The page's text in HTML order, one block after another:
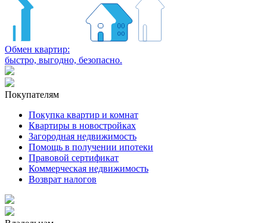
Обмен квартир:
быстро, выгодно, безопасно.
Покупателям
Покупка квартир и комнат
Квартиры в новостройках
Загородная недвижимость
Помощь в получении ипотеки
Правовой сертификат
Коммерческая недвижимость
Возврат налогов